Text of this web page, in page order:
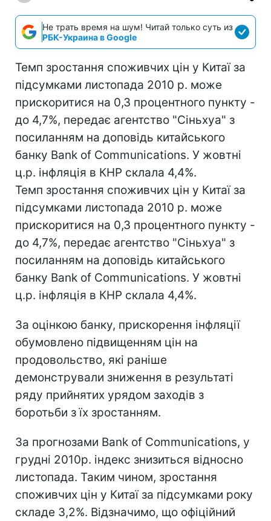
Не трать время на шум! Читай только суть из
РБК-Украина в Google
Темп зростання споживчих цін у Китаї за
підсумками листопада 2010 р. може
прискоритися на 0,3 процентного пункту -
до 4,7%, передає агентство "Сіньхуа" з
посиланням на доповідь китайського
банку Bank of Communications. У жовтні
ц.р. інфляція в КНР склала 4,4%.
Темп зростання споживчих цін у Китаї за
підсумками листопада 2010 р. може
прискоритися на 0,3 процентного пункту -
до 4,7%, передає агентство "Сіньхуа" з
посиланням на доповідь китайського
банку Bank of Communications. У жовтні
ц.р. інфляція в КНР склала 4,4%.
За оцінкою банку, прискорення інфляції
обумовлено підвищенням цін на
продовольство, які раніше
демонстрували зниження в результаті
ряду прийнятих урядом заходів з
боротьби з їх зростанням.
За прогнозами Bank of Communications, у
грудні 2010р. індекс знизиться відносно
листопада. Таким чином, зростання
споживчих цін у Китаї за підсумками року
складе 3,2%. Відзначимо, що офіційний